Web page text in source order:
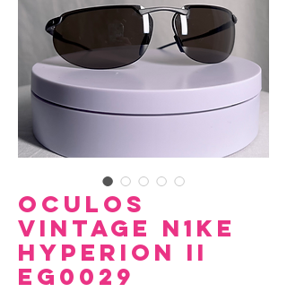
Oculos
Vintage N1KE
Hyperion II
EG0029